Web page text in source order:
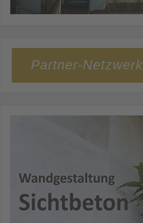
Partner-Netzwerk